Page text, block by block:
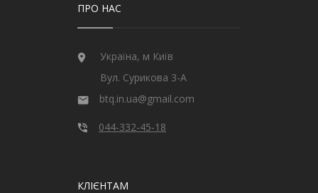
ПРО НАС
Україна, м Київ
Вул. Сурикова 3-А
btq.in.ua@gmail.com
044-332-45-18
КЛІЄНТАМ